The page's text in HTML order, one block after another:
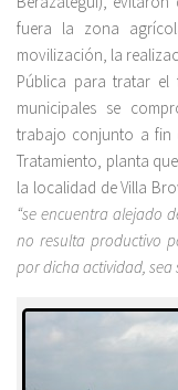
fuera la zona
movilización, la
Pública para tratar el
municipales se
trabajo conjunto a fin
Tratamiento, planta
la localidad de Villa
“se encuentra alejado
no resulta productivo
por dicha actividad, sea